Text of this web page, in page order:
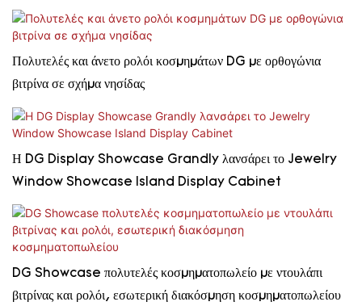
Πολυτελές και άνετο ρολόι κοσμημάτων DG με ορθογώνια
βιτρίνα σε σχήμα νησίδας
Η DG Display Showcase Grandly λανσάρει το Jewelry
Window Showcase Island Display Cabinet
DG Showcase πολυτελές κοσμηματοπωλείο με ντουλάπι
βιτρίνας και ρολόι, εσωτερική διακόσμηση κοσμηματοπωλείου